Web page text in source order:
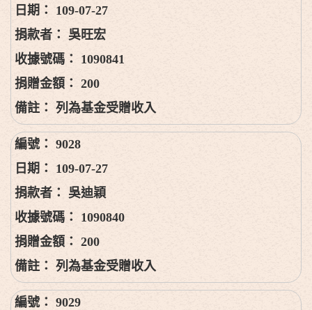
109-07-27
吳旺宏
1090841
200
列為基金受贈收入
9028
109-07-27
吳迪穎
1090840
200
列為基金受贈收入
9029